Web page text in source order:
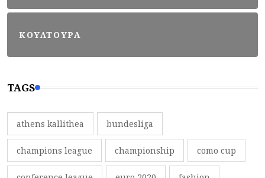
ΚΟΥΛΤΟΥΡΑ
TAGS
athens kallithea bundesliga
champions league championship como cup